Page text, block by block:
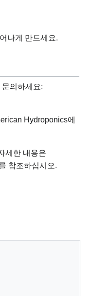
나게 만드세요.
의하세요:
Hydroponics에
세한 내용은
참조하십시오.